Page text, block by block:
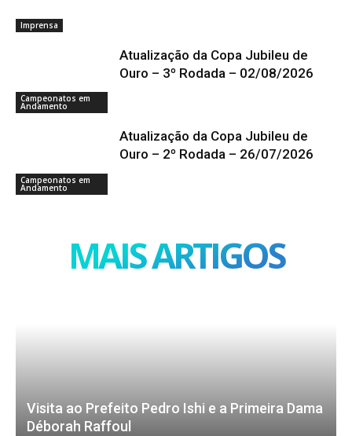
Imprensa
Campeonatos em
Andamento
Atualização da Copa Jubileu de
Ouro – 3º Rodada – 02/08/2026
Campeonatos em
Andamento
Atualização da Copa Jubileu de
Ouro – 2º Rodada – 26/07/2026
MAIS ARTIGOS
Visita ao Prefeito Pedro Ishi e a Primeira Dama
Déborah Raffoul